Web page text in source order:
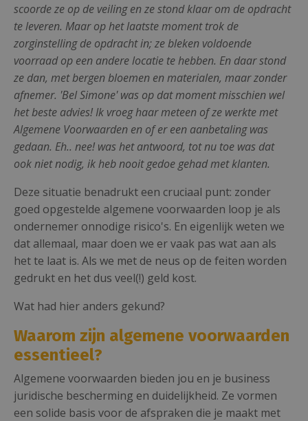
scoorde ze op de veiling en ze stond klaar om de opdracht
te leveren. Maar op het laatste moment trok de
zorginstelling de opdracht in; ze bleken voldoende
voorraad op een andere locatie te hebben. En daar stond
ze dan, met bergen bloemen en materialen, maar zonder
afnemer. 'Bel Simone' was op dat moment misschien wel
het beste advies! Ik vroeg haar meteen of ze werkte met
Algemene Voorwaarden en of er een aanbetaling was
gedaan. Eh.. nee! was het antwoord, tot nu toe was dat
ook niet nodig, ik heb nooit gedoe gehad met klanten.
Deze situatie benadrukt een cruciaal punt: zonder
goed opgestelde algemene voorwaarden loop je als
ondernemer onnodige risico's. En eigenlijk weten we
dat allemaal, maar doen we er vaak pas wat aan als
het te laat is. Als we met de neus op de feiten worden
gedrukt en het dus veel(!) geld kost.
Wat had hier anders gekund?
Waarom zijn algemene voorwaarden
essentieel?
Algemene voorwaarden bieden jou en je business
juridische bescherming en duidelijkheid. Ze vormen
een solide basis voor de afspraken die je maakt met